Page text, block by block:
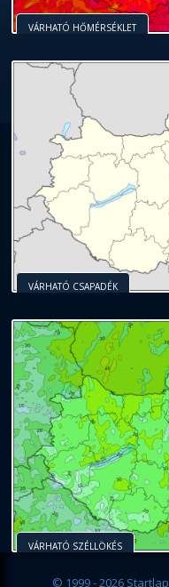
VÁRHATÓ HŐMÉRSÉKLET
VÁRHATÓ CSAPADÉK
VÁRHATÓ SZÉLLÖKÉS
© 1999 - 2026 Startlap